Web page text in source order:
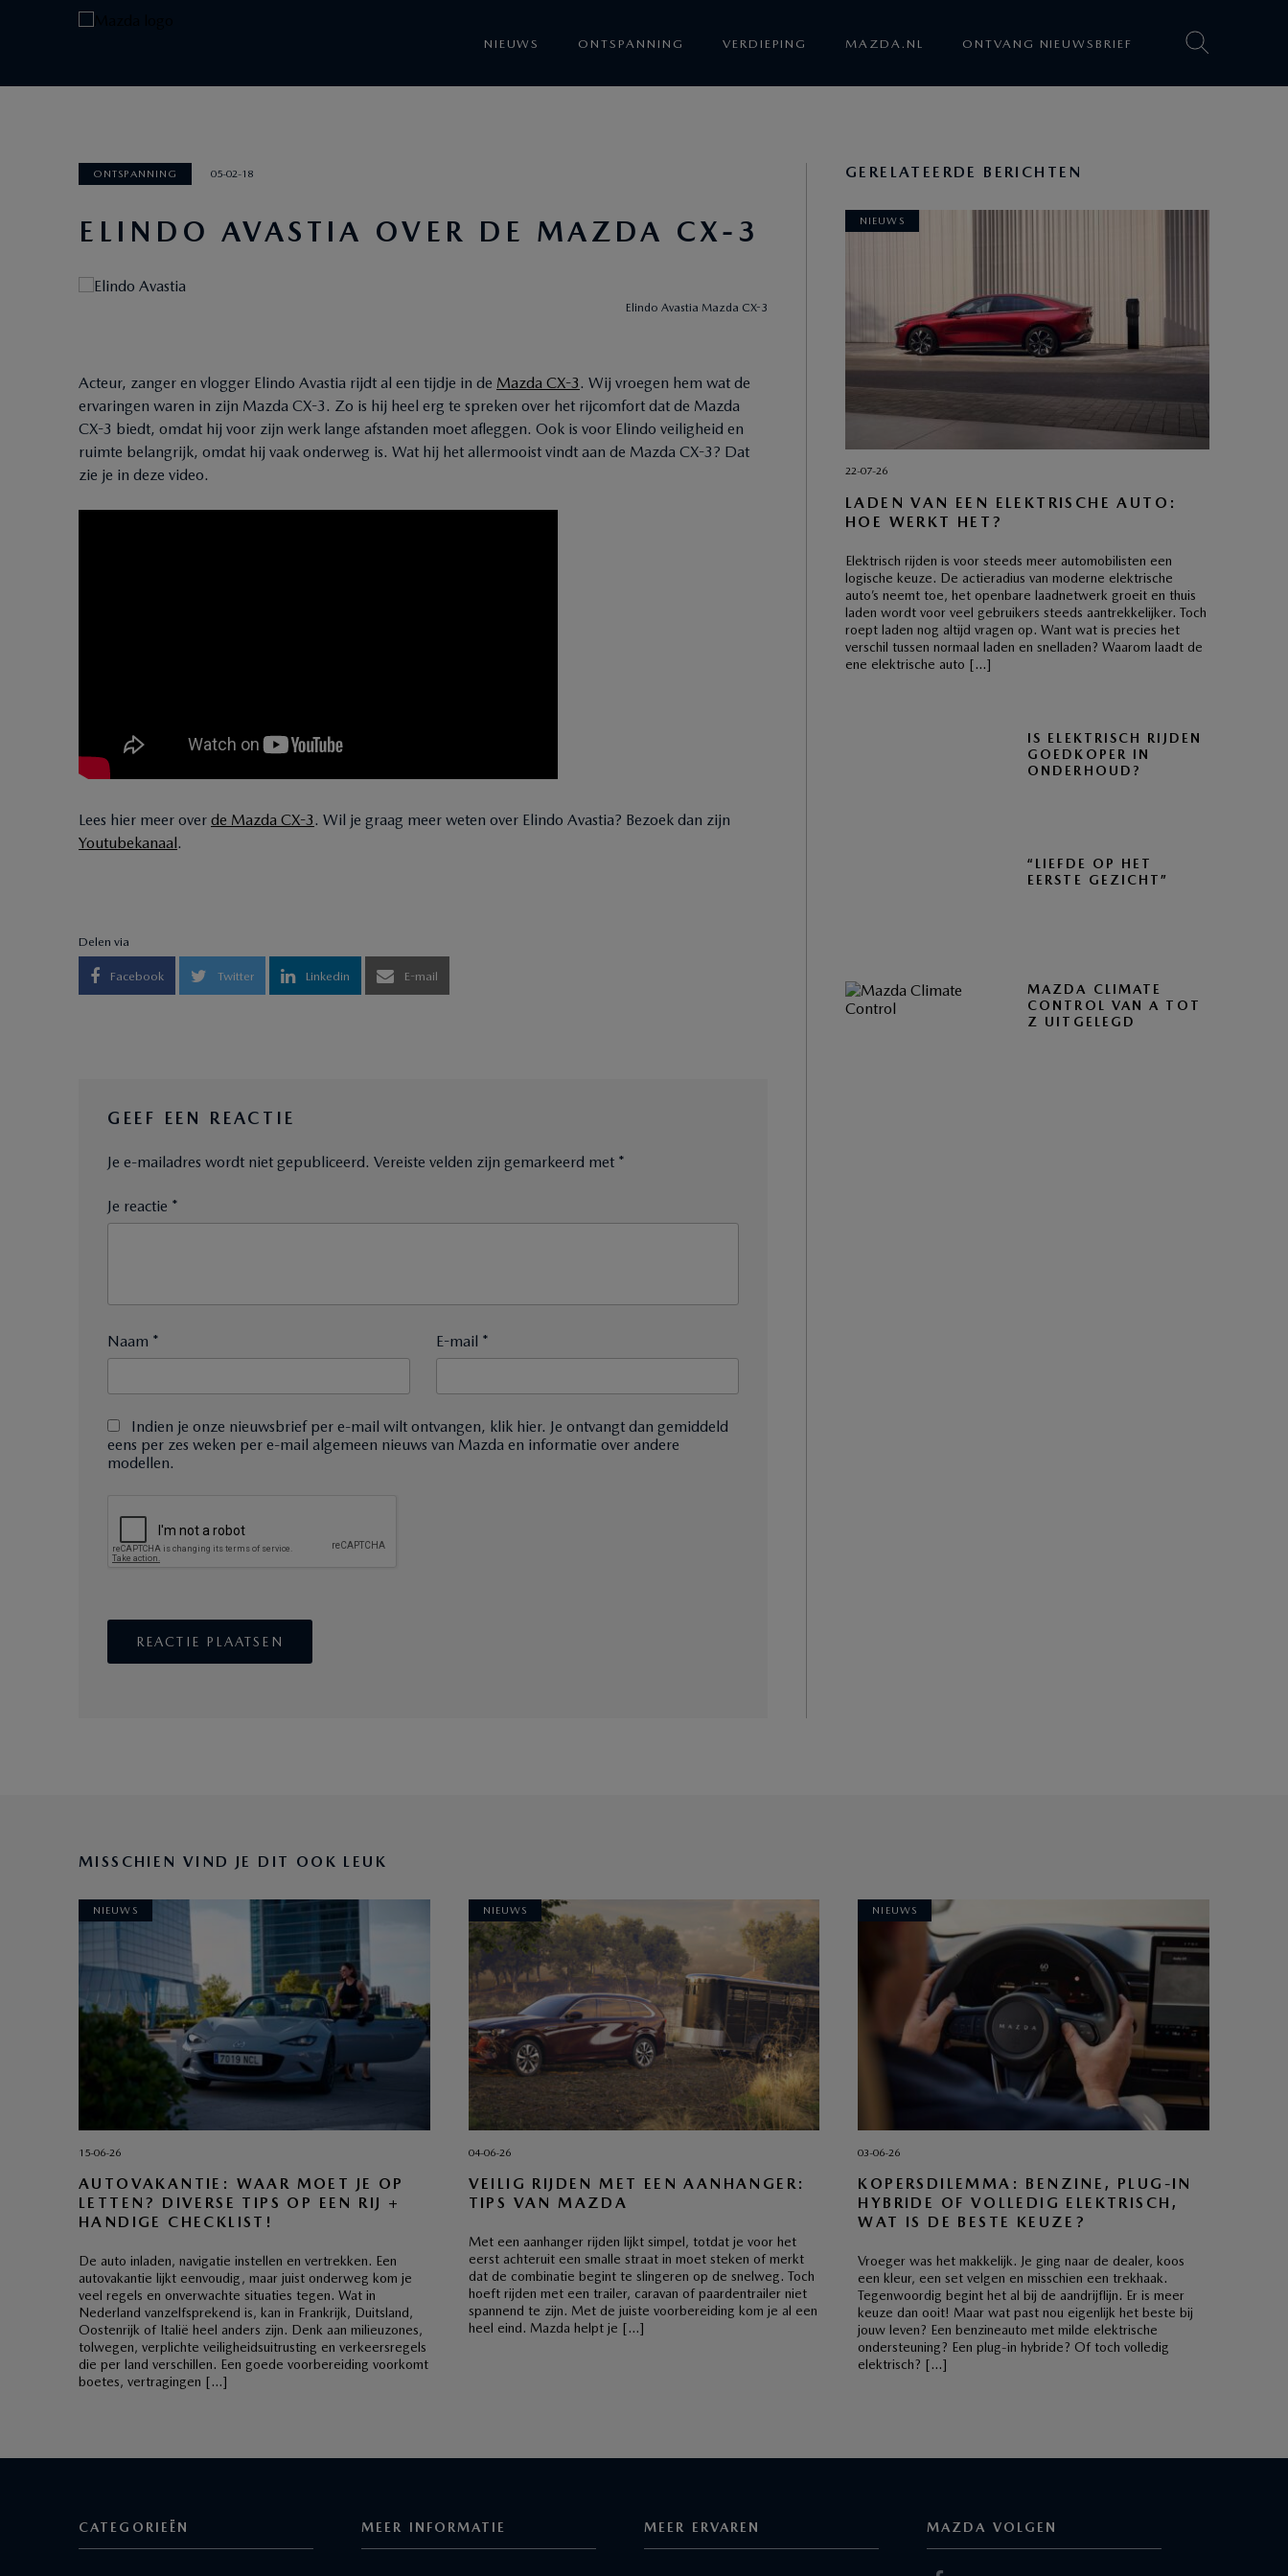
NIEUWS ONTSPANNING VERDIEPING MAZDA.NL ONTVANG NIEUWSBRIEF
ONTSPANNING 05-02-18
ELINDO AVASTIA OVER DE MAZDA CX-3
Elindo Avastia Mazda CX-3
Acteur, zanger en vlogger Elindo Avastia rijdt al een tijdje in de Mazda CX-3. Wij vroegen hem wat de
ervaringen waren in zijn Mazda CX-3. Zo is hij heel erg te spreken over het rijcomfort dat de Mazda
CX-3 biedt, omdat hij voor zijn werk lange afstanden moet afleggen. Ook is voor Elindo veiligheid en
ruimte belangrijk, omdat hij vaak onderweg is. Wat hij het allermooist vindt aan de Mazda CX-3? Dat
zie je in deze video.
Lees hier meer over de Mazda CX-3. Wil je graag meer weten over Elindo Avastia? Bezoek dan zijn
Youtubekanaal.
Delen via
Facebook Twitter Linkedin E-mail
GEEF EEN REACTIE
Je e-mailadres wordt niet gepubliceerd. Vereiste velden zijn gemarkeerd met *
Je reactie *
Naam * E-mail *
Indien je onze nieuwsbrief per e-mail wilt ontvangen, klik hier. Je ontvangt dan gemiddeld
eens per zes weken per e-mail algemeen nieuws van Mazda en informatie over andere
modellen.
GERELATEERDE BERICHTEN
NIEUWS
22-07-26
LADEN VAN EEN ELEKTRISCHE AUTO:
HOE WERKT HET?
Elektrisch rijden is voor steeds meer automobilisten een
logische keuze. De actieradius van moderne elektrische
auto’s neemt toe, het openbare laadnetwerk groeit en thuis
laden wordt voor veel gebruikers steeds aantrekkelijker. Toch
roept laden nog altijd vragen op. Want wat is precies het
verschil tussen normaal laden en snelladen? Waarom laadt de
ene elektrische auto […]
IS ELEKTRISCH RIJDEN
GOEDKOPER IN
ONDERHOUD?
“LIEFDE OP HET
EERSTE GEZICHT”
MAZDA CLIMATE
CONTROL VAN A TOT
Z UITGELEGD
MISSCHIEN VIND JE DIT OOK LEUK
NIEUWS
15-06-26
AUTOVAKANTIE: WAAR MOET JE OP
LETTEN? DIVERSE TIPS OP EEN RIJ +
HANDIGE CHECKLIST!
De auto inladen, navigatie instellen en vertrekken. Een
autovakantie lijkt eenvoudig, maar juist onderweg kom je
veel regels en onverwachte situaties tegen. Wat in
Nederland vanzelfsprekend is, kan in Frankrijk, Duitsland,
Oostenrijk of Italië heel anders zijn. Denk aan milieuzones,
tolwegen, verplichte veiligheidsuitrusting en verkeersregels
die per land verschillen. Een goede voorbereiding voorkomt
boetes, vertragingen […]
NIEUWS
04-06-26
VEILIG RIJDEN MET EEN AANHANGER:
TIPS VAN MAZDA
Met een aanhanger rijden lijkt simpel, totdat je voor het
eerst achteruit een smalle straat in moet steken of merkt
dat de combinatie begint te slingeren op de snelweg. Toch
hoeft rijden met een trailer, caravan of paardentrailer niet
spannend te zijn. Met de juiste voorbereiding kom je al een
heel eind. Mazda helpt je […]
NIEUWS
03-06-26
KOPERSDILEMMA: BENZINE, PLUG-IN
HYBRIDE OF VOLLEDIG ELEKTRISCH,
WAT IS DE BESTE KEUZE?
Vroeger was het makkelijk. Je ging naar de dealer, koos
een kleur, een set velgen en misschien een trekhaak.
Tegenwoordig begint het al bij de aandrijflijn. Er is meer
keuze dan ooit! Maar wat past nou eigenlijk het beste bij
jouw leven? Een benzineauto met milde elektrische
ondersteuning? Een plug-in hybride? Of toch volledig
elektrisch? […]
CATEGORIEËN MEER INFORMATIE MEER ERVAREN MAZDA VOLGEN